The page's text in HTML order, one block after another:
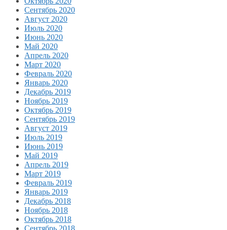
Сентябрь 2020
Август 2020
Июль 2020
Июнь 2020
Май 2020
Апрель 2020
Март 2020
Февраль 2020
Январь 2020
Декабрь 2019
Ноябрь 2019
Октябрь 2019
Сентябрь 2019
Август 2019
Июль 2019
Июнь 2019
Май 2019
Апрель 2019
Март 2019
Февраль 2019
Январь 2019
Декабрь 2018
Ноябрь 2018
Октябрь 2018
Сентябрь 2018